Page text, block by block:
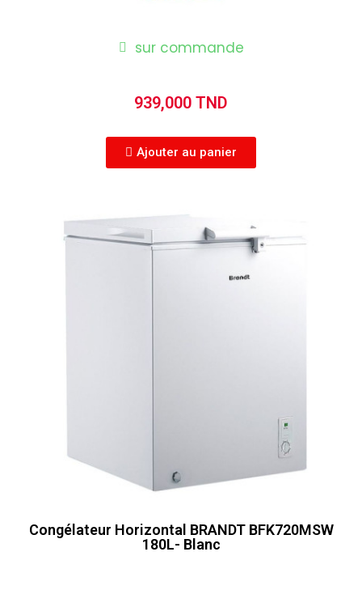
sur commande
939,000 TND
Ajouter au panier
Congélateur Horizontal BRANDT BFK720MSW
180L- Blanc